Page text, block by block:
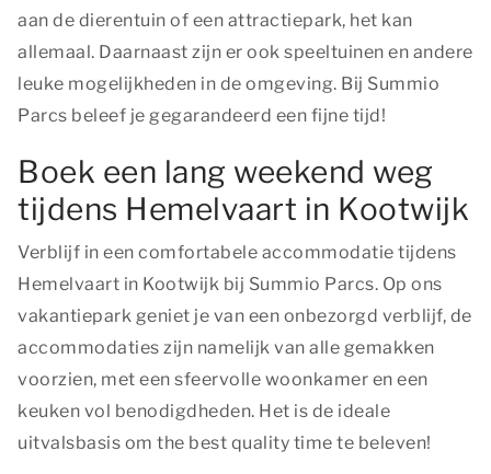
aan de dierentuin of een attractiepark, het kan
allemaal. Daarnaast zijn er ook speeltuinen en andere
leuke mogelijkheden in de omgeving. Bij Summio
Parcs beleef je gegarandeerd een fijne tijd!
Boek een lang weekend weg
tijdens Hemelvaart in Kootwijk
Verblijf in een comfortabele accommodatie tijdens
Hemelvaart in Kootwijk bij Summio Parcs. Op ons
vakantiepark geniet je van een onbezorgd verblijf, de
accommodaties zijn namelijk van alle gemakken
voorzien, met een sfeervolle woonkamer en een
keuken vol benodigdheden. Het is de ideale
uitvalsbasis om the best quality time te beleven!